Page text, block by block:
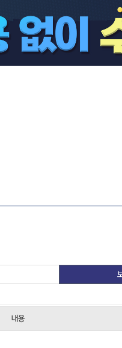
스마일라미 Q&A 병
내용